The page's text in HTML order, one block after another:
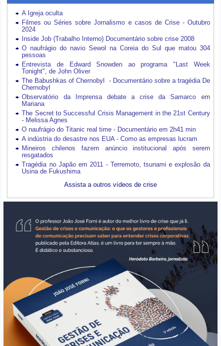
A Igreja oculta
Filmes ou Séries sobre Jornalismo e casos de Crise - Outubro
2024
Inside Job (Trabalho Interno) Documentário sobre crise 2008
O naufrágio do navio Sewol na Coreia do Sul que matou 304
pessoas
Entrevista de Edward Snowden ao programa "Last Week
Tonight", de John Oliver
The Babushkas of Chernobyl - Documentário sobre a tragédia De
Chernobyl
Observatório da Imprensa debate a crise da Samarco em
Mariana
The Secret to Successful Crisis Management in the 21st Century
- Melissa Agnes
O naufrágio do Titanic real time - Documentário em 2h41 min
A indústria do desastre nos EUA - Como as empresas lucram
Mineiros chilenos fazem anúncio institucional após serem
resgatados
Tragédia no Japão em 2011 - Terremoto, tsunami e explosão da
Usina de Fukushima
Assista a outros vídeos de crise